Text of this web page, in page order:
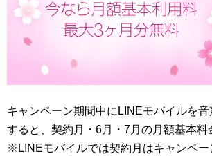
キャンペーン期間中にLINEモバイルを
すると、契約月・6月・7月の月額基本料
※LINEモバイルでは契約月はキャンペー